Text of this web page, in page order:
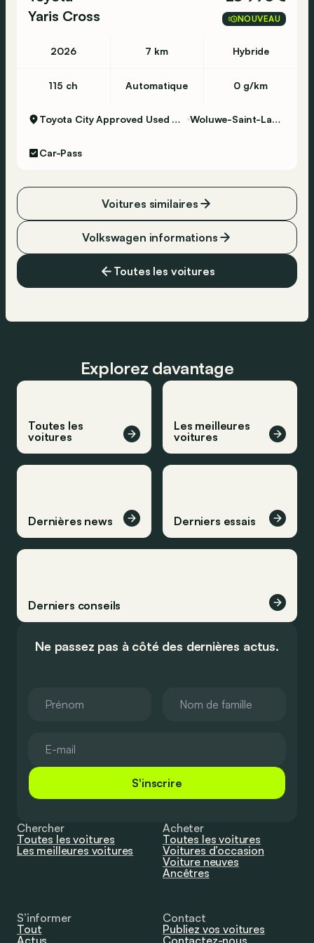
Yaris Cross
NOUVEAU
2026 7 km Hybride
115 ch Automatique 0 g/km
Toyota City Approved Used Woluwe Woluwe-Saint-Lambert
Car-Pass
Toutes les voitures
Volkswagen informations
Voitures similaires
Explorez davantage
Toutes les
voitures
Les meilleures
voitures
Dernières news Derniers essais
Derniers conseils
Ne passez pas à côté des dernières actus.
S'inscrire
Chercher
Toutes les voitures
Les meilleures voitures
Acheter
Toutes les voitures
Voitures d’occasion
Voiture neuves
Ancêtres
S’informer
Tout
Actus
Contact
Publiez vos voitures
Contactez-nous